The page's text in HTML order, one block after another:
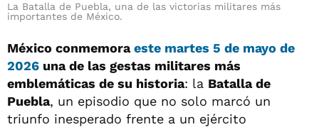
La Batalla de Puebla, una de las victorias militares más
importantes de México.
México conmemoraeste martes 5 de mayo de
2026 una de las gestas militares más
emblemáticas de su historia: la Batalla de
Puebla, un episodio que no solo marcó un
triunfo inesperado frente a un ejército